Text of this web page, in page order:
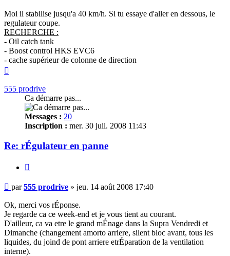
Moi il stabilise jusqu'a 40 km/h. Si tu essaye d'aller en dessous, le
regulateur coupe.
RECHERCHE :
- Oil catch tank
- Boost control HKS EVC6
- cache supérieur de colonne de direction
555 prodrive
Ca démarre pas...
Messages : 20
Inscription : mer. 30 juil. 2008 11:43
Re: rÉgulateur en panne
Message
non
lu
par555 prodrive » jeu. 14 août 2008 17:40
Ok, merci vos rÉponse.
Je regarde ca ce week-end et je vous tient au courant.
D'ailleur, ca va etre le grand mÉnage dans la Supra Vendredi et
Dimanche (changement amorto arriere, silent bloc avant, tous les
liquides, du joind de pont arriere etrÉparation de la ventilation
interne).